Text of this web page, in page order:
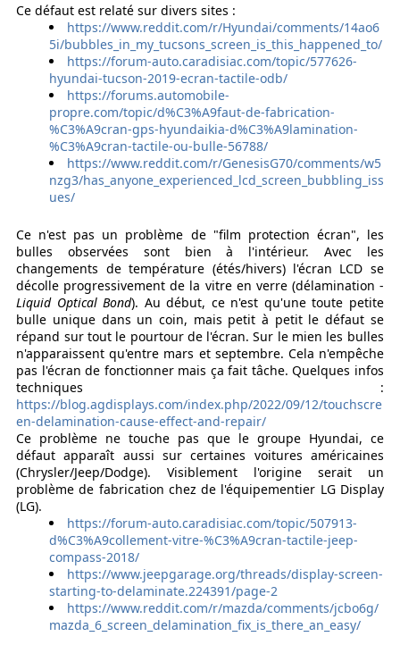
Ce défaut est relaté sur divers sites :
https://www.reddit.com/r/Hyundai/comments/14ao6
5i/bubbles_in_my_tucsons_screen_is_this_happened_to/
https://forum-auto.caradisiac.com/topic/577626-
hyundai-tucson-2019-ecran-tactile-odb/
https://forums.automobile-
propre.com/topic/d%C3%A9faut-de-fabrication-
%C3%A9cran-gps-hyundaikia-d%C3%A9lamination-
%C3%A9cran-tactile-ou-bulle-56788/
https://www.reddit.com/r/GenesisG70/comments/w5
nzg3/has_anyone_experienced_lcd_screen_bubbling_iss
ues/
Ce n'est pas un problème de "film protection écran", les
bulles observées sont bien à l'intérieur. Avec les
changements de température (étés/hivers) l'écran LCD se
décolle progressivement de la vitre en verre (délamination -
Liquid Optical Bond). Au début, ce n'est qu'une toute petite
bulle unique dans un coin, mais petit à petit le défaut se
répand sur tout le pourtour de l'écran. Sur le mien les bulles
n'apparaissent qu'entre mars et septembre. Cela n'empêche
pas l'écran de fonctionner mais ça fait tâche. Quelques infos
techniques :
https://blog.agdisplays.com/index.php/2022/09/12/touchscre
en-delamination-cause-effect-and-repair/
Ce problème ne touche pas que le groupe Hyundai, ce
défaut apparaît aussi sur certaines voitures américaines
(Chrysler/Jeep/Dodge). Visiblement l'origine serait un
problème de fabrication chez de l'équipementier LG Display
(LG).
https://forum-auto.caradisiac.com/topic/507913-
d%C3%A9collement-vitre-%C3%A9cran-tactile-jeep-
compass-2018/
https://www.jeepgarage.org/threads/display-screen-
starting-to-delaminate.224391/page-2
https://www.reddit.com/r/mazda/comments/jcbo6g/
mazda_6_screen_delamination_fix_is_there_an_easy/